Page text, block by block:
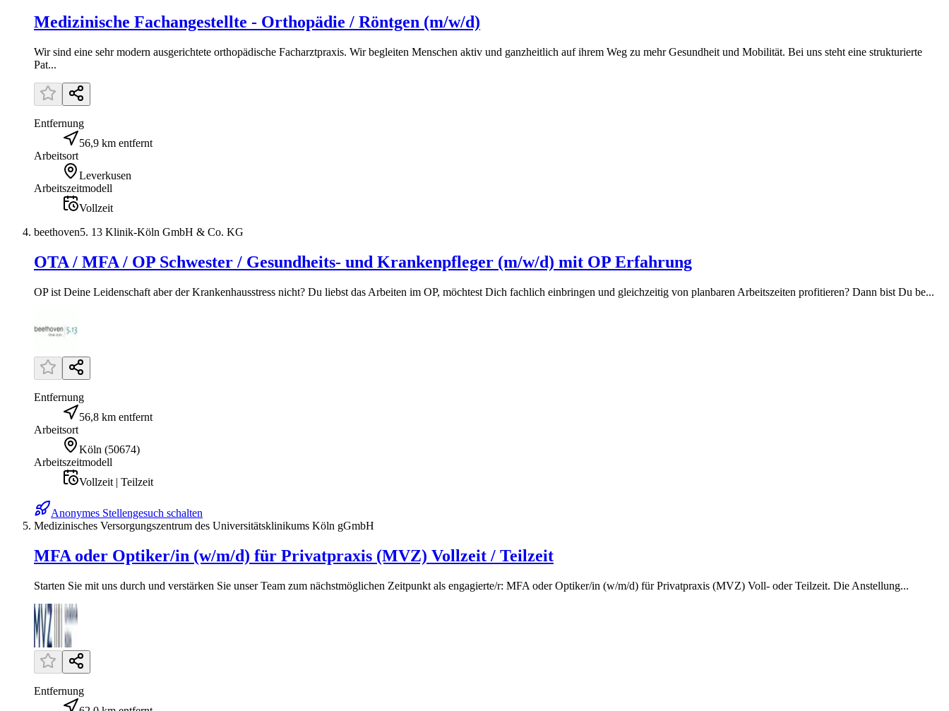
Medizinische Fachangestellte - Orthopädie / Röntgen (m/w/d)
Wir sind eine sehr modern ausgerichtete orthopädische Facharztpraxis. Wir begleiten Menschen aktiv und ganzheitlich auf ihrem Weg zu mehr Gesundheit und Mobilität. Bei uns steht eine strukturierte
Pat...
Entfernung
56,9 km entfernt
Arbeitsort
Leverkusen
Arbeitszeitmodell
Vollzeit
beethoven5. 13 Klinik-Köln GmbH & Co. KG
OTA / MFA / OP Schwester / Gesundheits- und Krankenpfleger (m/w/d) mit OP Erfahrung
OP ist Deine Leidenschaft aber der Krankenhausstress nicht? Du liebst das Arbeiten im OP, möchtest Dich fachlich einbringen und gleichzeitig von planbaren Arbeitszeiten profitieren? Dann bist Du be...
Entfernung
56,8 km entfernt
Arbeitsort
Köln (50674)
Arbeitszeitmodell
Vollzeit | Teilzeit
Anonymes Stellengesuch schalten
Medizinisches Versorgungszentrum des Universitätsklinikums Köln gGmbH
MFA oder Optiker/in (w/m/d) für Privatpraxis (MVZ) Vollzeit / Teilzeit
Starten Sie mit uns durch und verstärken Sie unser Team zum nächstmöglichen Zeitpunkt als engagierte/r: MFA oder Optiker/in (w/m/d) für Privatpraxis (MVZ) Voll- oder Teilzeit. Die Anstellung...
Entfernung